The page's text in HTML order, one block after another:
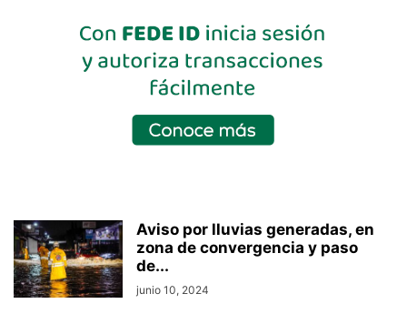
Aviso por lluvias generadas, en
zona de convergencia y paso
de...
junio 10, 2024